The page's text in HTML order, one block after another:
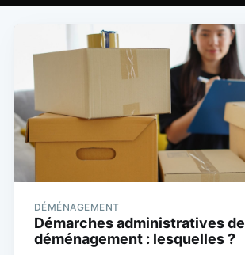
DÉMÉNAGEMENT
Démarches administratives de
déménagement : lesquelles ?